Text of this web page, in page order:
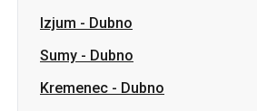
Izjum - Dubno
Sumy - Dubno
Kremenec - Dubno